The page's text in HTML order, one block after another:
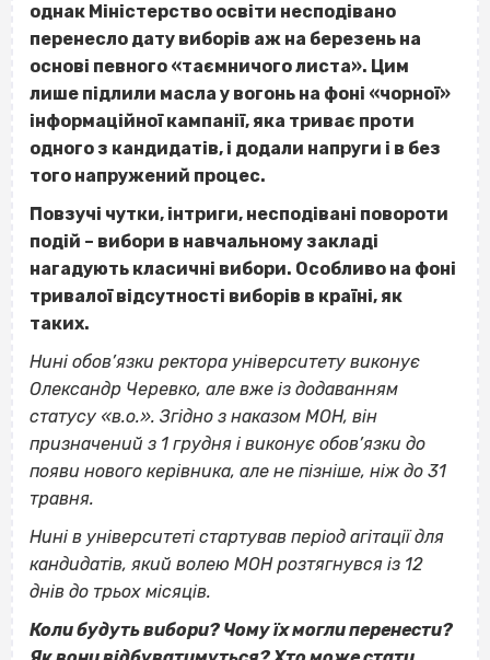
однак Міністерство освіти несподівано
перенесло дату виборів аж на березень на
основі певного «таємничого листа». Цим
лише підлили масла у вогонь на фоні «чорної»
інформаційної кампанії, яка триває проти
одного з кандидатів, і додали напруги і в без
того напружений процес.
Повзучі чутки, інтриги, несподівані повороти
подій – вибори в навчальному закладі
нагадують класичні вибори. Особливо на фоні
тривалої відсутності виборів в країні, як
таких.
Нині обов’язки ректора університету виконує
Олександр Черевко, але вже із додаванням
статусу «в.о.». Згідно з наказом МОН, він
призначений з 1 грудня і виконує обов’язки до
появи нового керівника, але не пізніше, ніж до 31
травня.
Нині в університеті стартував період агітації для
кандидатів, який волею МОН розтягнувся із 12
днів до трьох місяців.
Коли будуть вибори? Чому їх могли перенести?